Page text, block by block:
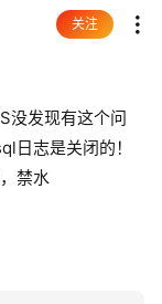
关注
没发现有这个问
日志是关闭的！
禁水